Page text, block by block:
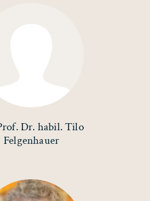
Dr. habil. Tilo
Felgenhauer